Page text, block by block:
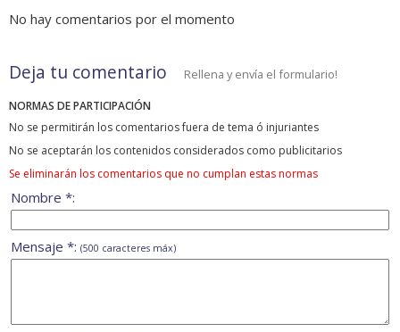
No hay comentarios por el momento
Deja tu comentario Rellena y envía el formulario!
NORMAS DE PARTICIPACIÓN
No se permitirán los comentarios fuera de tema ó injuriantes
No se aceptarán los contenidos considerados como publicitarios
Se eliminarán los comentarios que no cumplan estas normas
Nombre *:
Mensaje *: (500 caracteres máx)